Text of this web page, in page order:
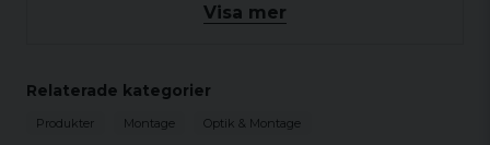
Sauer P320/M17 handeldvapen
Visa mer
Relaterade kategorier
Produkter Montage Optik & Montage